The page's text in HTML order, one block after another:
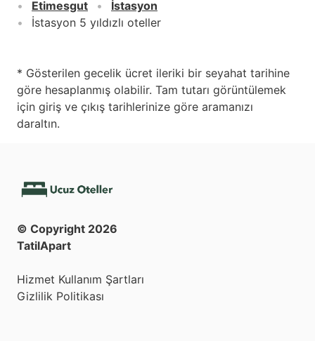
Etimesgut
İstasyon
İstasyon 5 yıldızlı oteller
* Gösterilen gecelik ücret ileriki bir seyahat tarihine
göre hesaplanmış olabilir. Tam tutarı görüntülemek
için giriş ve çıkış tarihlerinize göre aramanızı
daraltın.
© Copyright 2026
TatilApart
Hizmet Kullanım Şartları
Gizlilik Politikası